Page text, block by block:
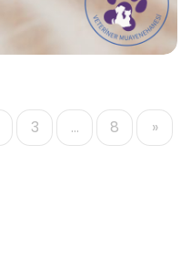
3 … 8 »